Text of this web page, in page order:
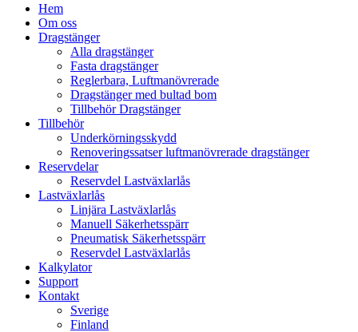
Hem
Om oss
Dragstänger
Alla dragstänger
Fasta dragstänger
Reglerbara, Luftmanövrerade
Dragstänger med bultad bom
Tillbehör Dragstänger
Tillbehör
Underkörningsskydd
Renoveringssatser luftmanövrerade dragstänger
Reservdelar
Reservdel Lastväxlarlås
Lastväxlarlås
Linjära Lastväxlarlås
Manuell Säkerhetsspärr
Pneumatisk Säkerhetsspärr
Reservdel Lastväxlarlås
Kalkylator
Support
Kontakt
Sverige
Finland